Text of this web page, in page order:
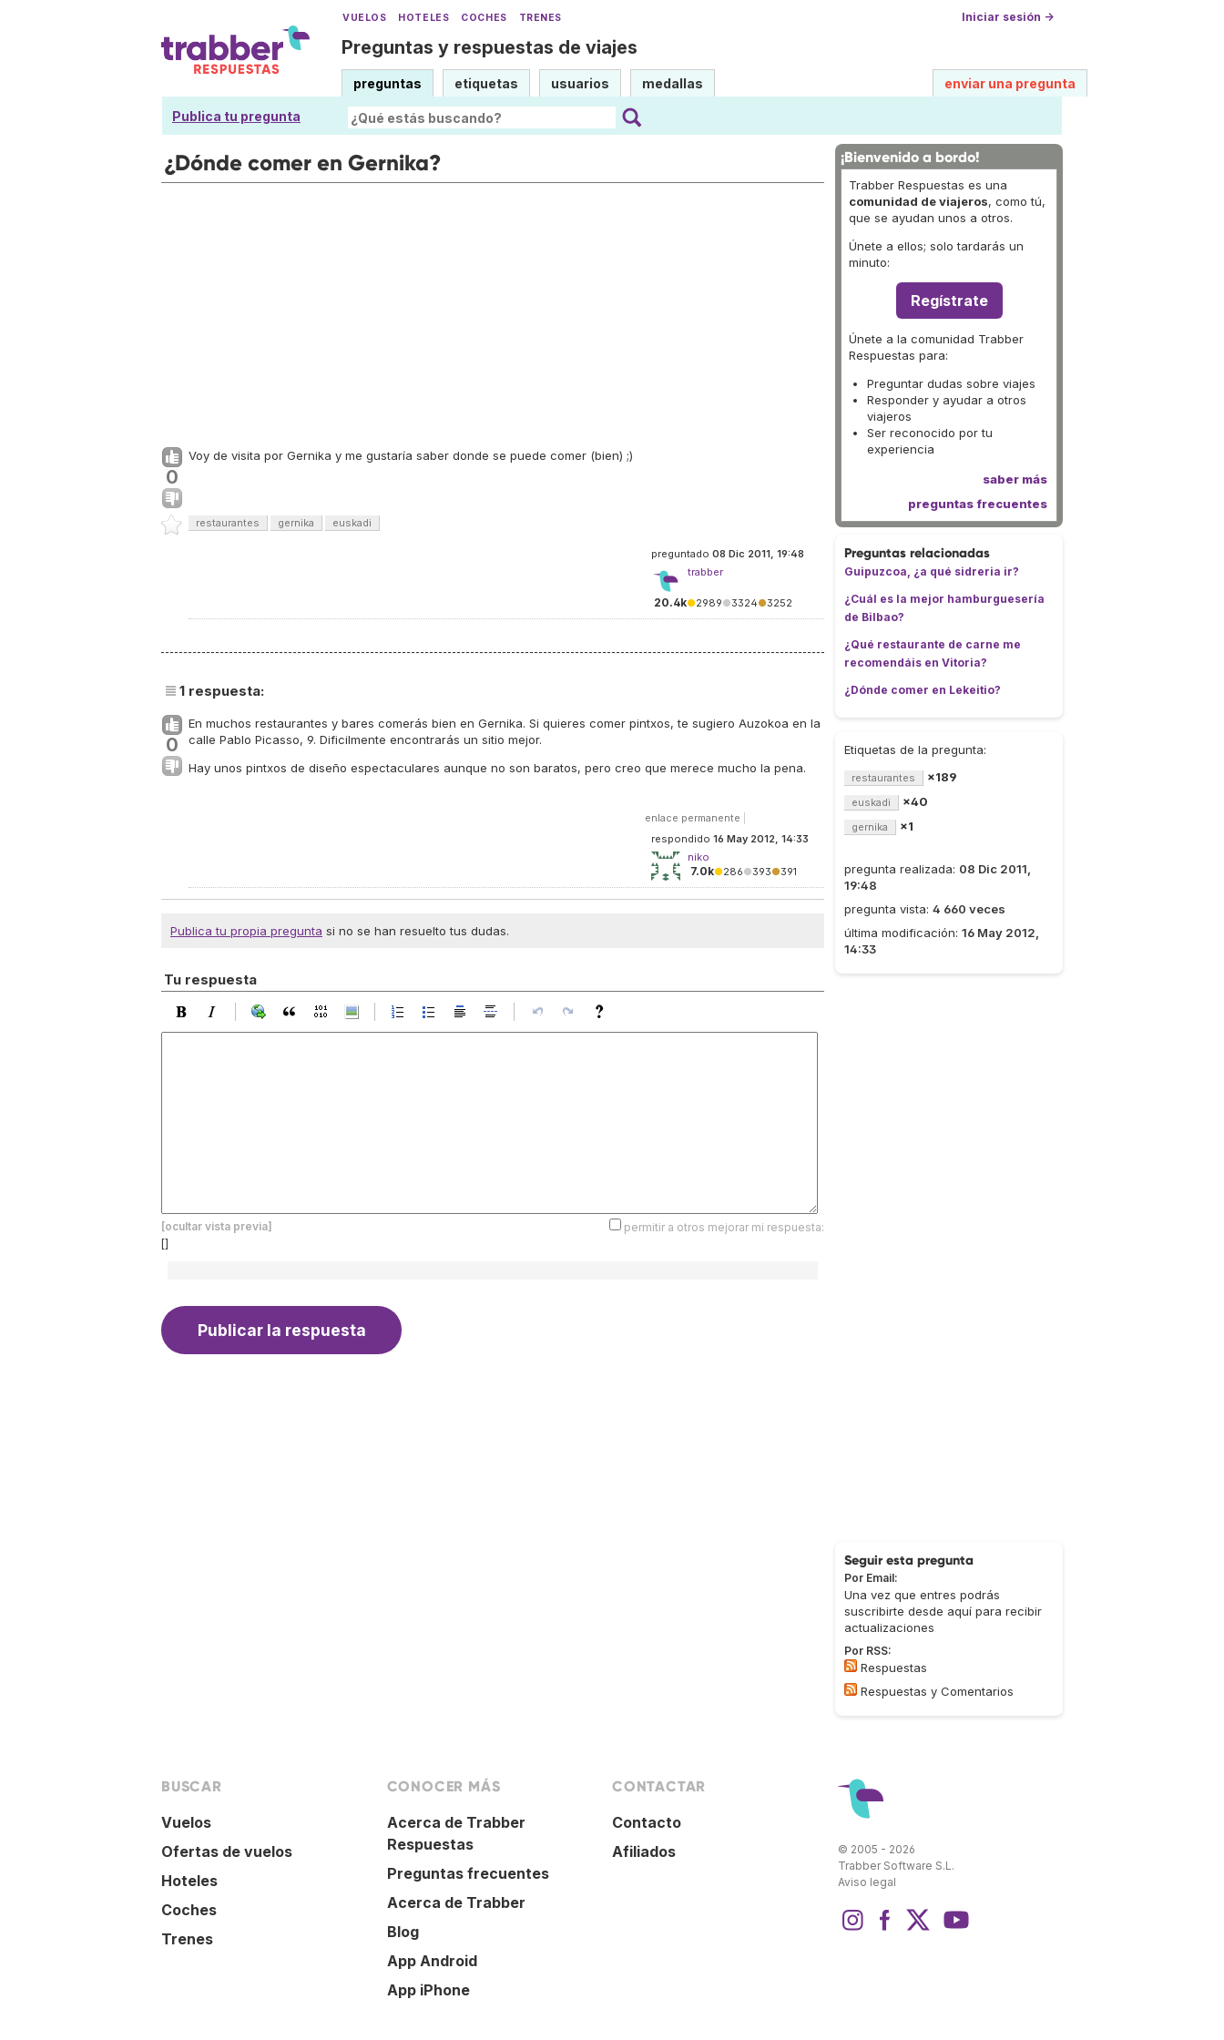
VUELOS HOTELES COCHES TRENES Iniciar sesión →
Preguntas y respuestas de viajes
preguntas etiquetas usuarios medallas enviar una pregunta
Publica tu pregunta
¿Dónde comer en Gernika?
0
Voy de visita por Gernika y me gustaría saber donde se puede comer (bien) ;)
restaurantes gernika euskadi
preguntado 08 Dic 2011, 19:48
trabber
20.4k●2989●3324●3252
1 respuesta:
0
En muchos restaurantes y bares comerás bien en Gernika. Si quieres comer pintxos, te sugiero Auzokoa en la
calle Pablo Picasso, 9. Dificilmente encontrarás un sitio mejor.
Hay unos pintxos de diseño espectaculares aunque no son baratos, pero creo que merece mucho la pena.
enlace permanente
respondido 16 May 2012, 14:33
niko
7.0k●286●393●391
Publica tu propia pregunta si no se han resuelto tus dudas.
Tu respuesta
[ocultar vista previa]
permitir a otros mejorar mi respuesta:
[]
¡Bienvenido a bordo!
Trabber Respuestas es una
comunidad de viajeros, como tú,
que se ayudan unos a otros.
Únete a ellos; solo tardarás un
minuto:
Regístrate
Únete a la comunidad Trabber
Respuestas para:
Preguntar dudas sobre viajes
Responder y ayudar a otros
viajeros
Ser reconocido por tu
experiencia
saber más
preguntas frecuentes
Preguntas relacionadas
Guipuzcoa, ¿a qué sidreria ir?
¿Cuál es la mejor hamburguesería
de Bilbao?
¿Qué restaurante de carne me
recomendáis en Vitoria?
¿Dónde comer en Lekeitio?
Etiquetas de la pregunta:
restaurantes ×189
euskadi ×40
gernika ×1
pregunta realizada: 08 Dic 2011,
19:48
pregunta vista: 4 660 veces
última modificación: 16 May 2012,
14:33
Seguir esta pregunta
Por Email:
Una vez que entres podrás
suscribirte desde aquí para recibir
actualizaciones
Por RSS:
Respuestas
Respuestas y Comentarios
BUSCAR
Vuelos
Ofertas de vuelos
Hoteles
Coches
Trenes
CONOCER MÁS
Acerca de Trabber
Respuestas
Preguntas frecuentes
Acerca de Trabber
Blog
App Android
App iPhone
CONTACTAR
Contacto
Afiliados
© 2005 - 2026
Trabber Software S.L.
Aviso legal